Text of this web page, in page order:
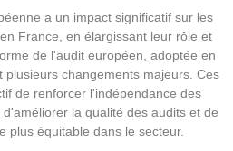
a un impact significatif sur les
France, en élargissant leur rôle et
de l'audit européen, adoptée en
plusieurs changements majeurs. Ces
de renforcer l'indépendance des
la qualité des audits et de
plus équitable dans le secteur.